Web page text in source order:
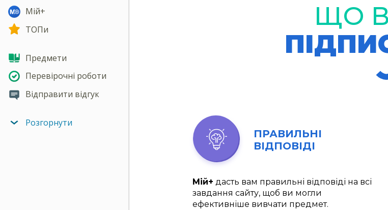
Мій+
ТОПи
Предмети
Перевірочні роботи
Відправити відгук
Розгорнути
ЩО
ПРАВИЛЬНІ
ВІДПОВІДІ
Мій+ дасть вам правильні відповіді на всі
завдання сайту, щоб ви могли
ефективніше вивчати предмет.